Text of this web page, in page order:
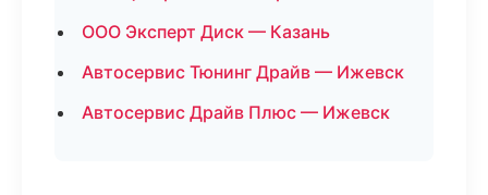
ООО Эксперт Диск — Казань
Автосервис Тюнинг Драйв — Ижевск
Автосервис Драйв Плюс — Ижевск